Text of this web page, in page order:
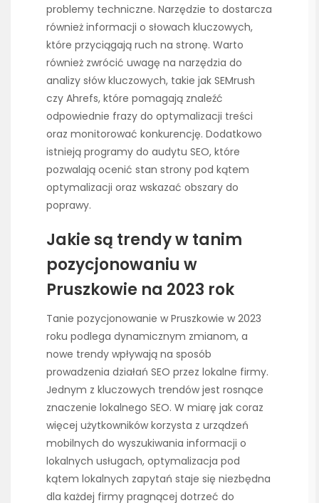
problemy techniczne. Narzędzie to dostarcza
również informacji o słowach kluczowych,
które przyciągają ruch na stronę. Warto
również zwrócić uwagę na narzędzia do
analizy słów kluczowych, takie jak SEMrush
czy Ahrefs, które pomagają znaleźć
odpowiednie frazy do optymalizacji treści
oraz monitorować konkurencję. Dodatkowo
istnieją programy do audytu SEO, które
pozwalają ocenić stan strony pod kątem
optymalizacji oraz wskazać obszary do
poprawy.
Jakie są trendy w tanim
pozycjonowaniu w
Pruszkowie na 2023 rok
Tanie pozycjonowanie w Pruszkowie w 2023
roku podlega dynamicznym zmianom, a
nowe trendy wpływają na sposób
prowadzenia działań SEO przez lokalne firmy.
Jednym z kluczowych trendów jest rosnące
znaczenie lokalnego SEO. W miarę jak coraz
więcej użytkowników korzysta z urządzeń
mobilnych do wyszukiwania informacji o
lokalnych usługach, optymalizacja pod
kątem lokalnych zapytań staje się niezbędna
dla każdej firmy pragnącej dotrzeć do